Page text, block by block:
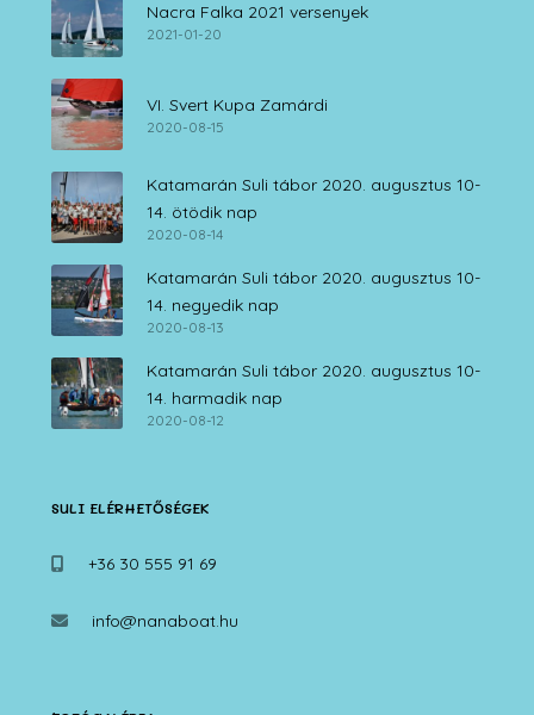
Nacra Falka 2021 versenyek
2021-01-20
VI. Svert Kupa Zamárdi
2020-08-15
Katamarán Suli tábor 2020. augusztus 10-
14. ötödik nap
2020-08-14
Katamarán Suli tábor 2020. augusztus 10-
14. negyedik nap
2020-08-13
Katamarán Suli tábor 2020. augusztus 10-
14. harmadik nap
2020-08-12
SULI ELÉRHETŐSÉGEK
+36 30 555 91 69
info@nanaboat.hu